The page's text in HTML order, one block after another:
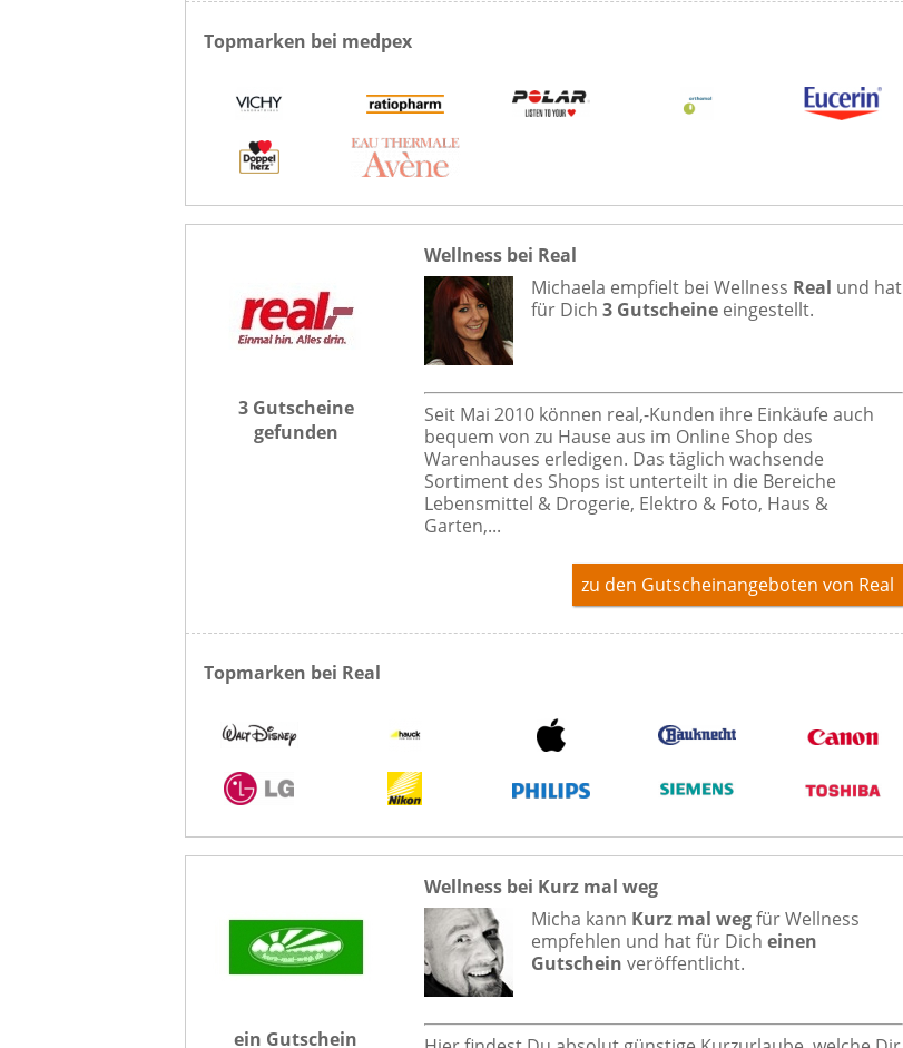
Topmarken bei medpex
3 Gutscheine
gefunden
Wellness bei Real
Michaela empfielt bei Wellness Real und hat
für Dich 3 Gutscheineeingestellt.
Seit Mai 2010 können real,-Kunden ihre Einkäufe auch
bequem von zu Hause aus im Online Shop des
Warenhauses erledigen. Das täglich wachsende
Sortiment des Shops ist unterteilt in die Bereiche
Lebensmittel & Drogerie, Elektro & Foto, Haus &
Garten,...
zu den Gutscheinangeboten von Real
Topmarken bei Real
ein Gutschein
Wellness bei Kurz mal weg
Micha kann Kurz mal wegfürWellness
empfehlen und hat für Dich einen
Gutschein veröffentlicht.